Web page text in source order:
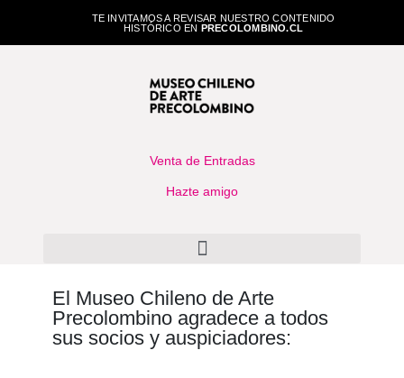
TE INVITAMOS A REVISAR NUESTRO CONTENIDO
HISTÓRICO EN PRECOLOMBINO.CL
Venta de Entradas
Hazte amigo
El Museo Chileno de Arte
Precolombino agradece a todos
sus socios y auspiciadores: